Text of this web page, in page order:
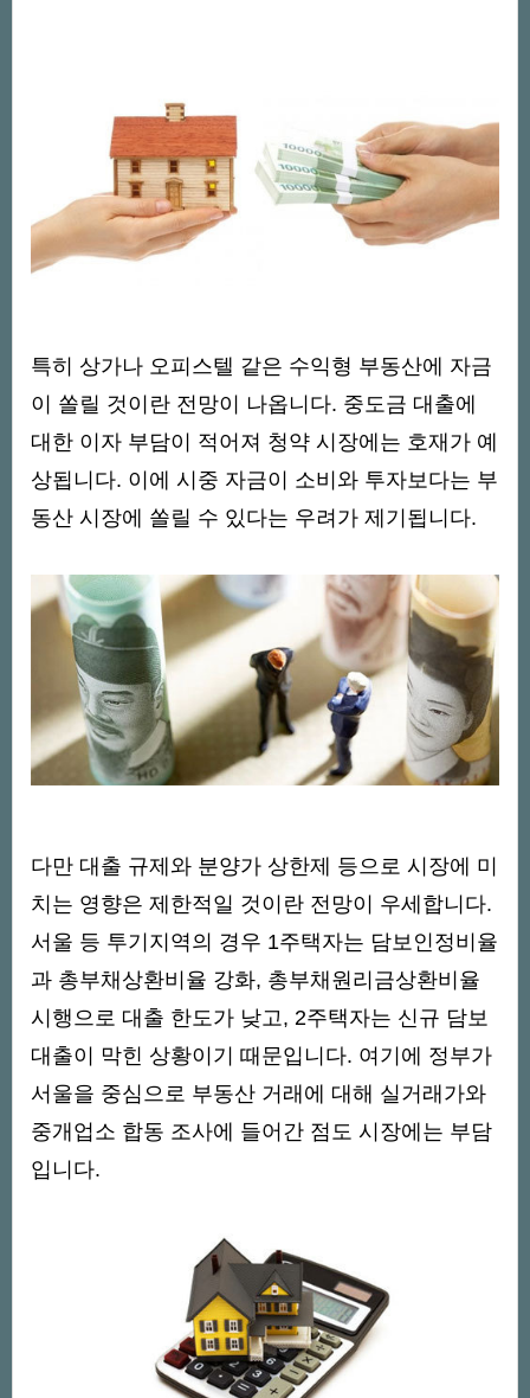
특히 상가나 오피스텔 같은 수익형 부동산에 자금
이 쏠릴 것이란 전망이 나옵니다. 중도금 대출에
대한 이자 부담이 적어져 청약 시장에는 호재가 예
상됩니다. 이에 시중 자금이 소비와 투자보다는 부
동산 시장에 쏠릴 수 있다는 우려가 제기됩니다.
다만 대출 규제와 분양가 상한제 등으로 시장에 미
치는 영향은 제한적일 것이란 전망이 우세합니다.
서울 등 투기지역의 경우 1주택자는 담보인정비율
과 총부채상환비율 강화, 총부채원리금상환비율
시행으로 대출 한도가 낮고, 2주택자는 신규 담보
대출이 막힌 상황이기 때문입니다. 여기에 정부가
서울을 중심으로 부동산 거래에 대해 실거래가와
중개업소 합동 조사에 들어간 점도 시장에는 부담
입니다.